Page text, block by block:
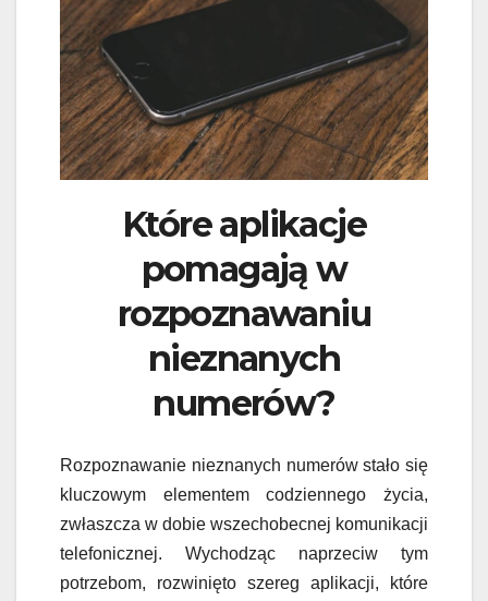
Które aplikacje
pomagają w
rozpoznawaniu
nieznanych
numerów?
Rozpoznawanie nieznanych numerów stało się
kluczowym elementem codziennego życia,
zwłaszcza w dobie wszechobecnej komunikacji
telefonicznej. Wychodząc naprzeciw tym
potrzebom, rozwinięto szereg aplikacji, które